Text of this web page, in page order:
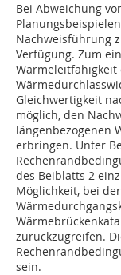
Bei Abweichung
Nachweisführung
Verfügung. Zum
Gleichwertig­keit
möglich, den
längenbezogenen
erbringen. Unter
des Beiblatts 2
Möglichkeit, bei
zurückzugreifen.
sein.